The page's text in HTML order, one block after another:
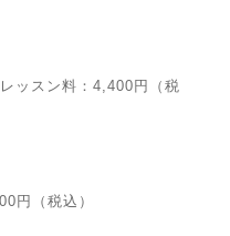
ッスン料：4,400円（税
円（税込）